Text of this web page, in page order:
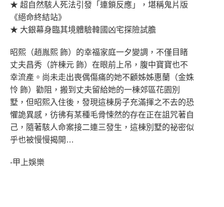
★ 超自然駭人死法引發「連鎖反應」，堪稱鬼片版
《絕命終結站》
★ 大銀幕身臨其境體驗韓國凶宅探險試膽
昭熙（趙胤熙 飾）的幸福家庭一夕變調，不僅目睹
丈夫昌秀（許棟元 飾）在眼前上吊，腹中寶寶也不
幸流產。尚未走出喪偶傷痛的她不顧姊姊惠蘭（金姝
怜 飾）勸阻，搬到丈夫留給她的一棟郊區花園別
墅，但昭熙入住後，發現這棟房子充滿揮之不去的恐
懼詭異感，彷彿有某種毛骨悚然的存在正在詛咒著自
己，隨著駭人命案接二連三發生，這棟別墅的祕密似
乎也被慢慢揭開…
-甲上娛樂